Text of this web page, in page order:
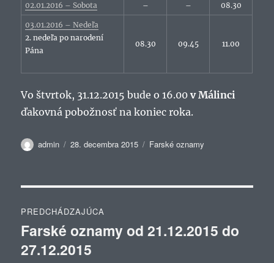
02.01.2016 – Sobota – – 08.30
03.01.2016 – Nedeľa
2. nedeľa po narodení
Pána
08.30 09.45 11.00
Vo štvrtok, 31.12.2015 bude o 16.00v Málinci
ďakovná pobožnosť na koniec roka.
Autor
admin Publikované
28. decembra 2015 Kategórie
Farské oznamy
v
článku
PREDCHÁDZAJÚCA
Predchádzajúci
článok:
Farské oznamy od 21.12.2015 do
27.12.2015